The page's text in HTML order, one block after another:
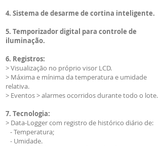
4. Sistema de desarme de cortina inteligente.
5. Temporizador digital para controle de
iluminação.
6. Registros:
> Visualização no próprio visor LCD.
> Máxima e mínima da temperatura e umidade
relativa.
> Eventos > alarmes ocorridos durante todo o lote.
7. Tecnologia:
> Data-Logger com registro de histórico diário de:
- Temperatura;
- Umidade.